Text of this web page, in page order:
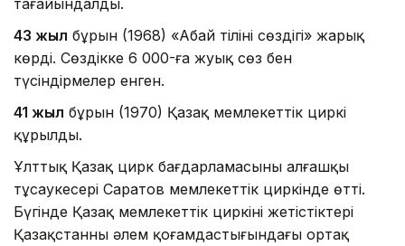
43 жыл бұрын (1968) «Абай тілінің сөздігі» жарық
көрді. Сөздікке 6 000-ға жуық сөз бен
түсіндірмелер енген.
41 жыл бұрын (1970) Қазақ мемлекеттік циркі
құрылды.
Ұлттық Қазақ цирк бағдарламасының алғашқы
тұсаукесері Саратов мемлекеттік циркінде өтті.
Бүгінде Қазақ мемлекеттік циркінің жетістіктері
Қазақстанның әлем қоғамдастығындағы ортақ